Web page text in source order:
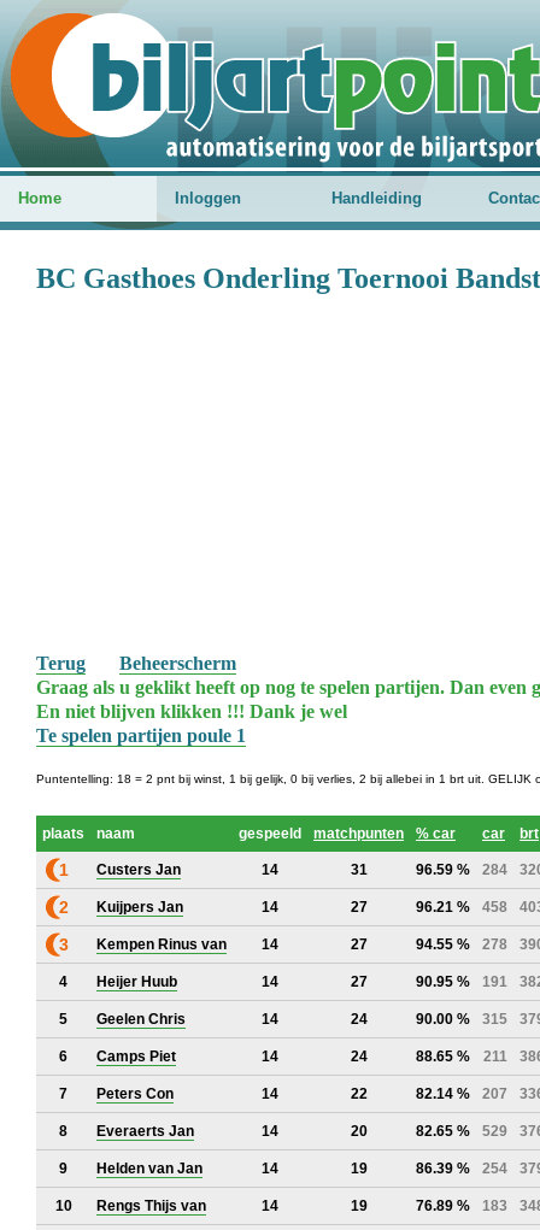
Home Inloggen Handleiding
BC Gasthoes Onderling Toernooi
Terug
Beheerscherm
Graag als u geklikt heeft op nog te spelen partijen. Dan even
En niet blijven klikken !!! Dank je wel
Te spelen partijen poule 1
Puntentelling: 18 = 2 pnt bij winst, 1 bij gelijk, 0 bij verlies, 2 bij allebei in 1 brt uit.
plaats naam gespeeld matchpunten % car car brt
1 Custers Jan 14 31 96.59 % 284
2 Kuijpers Jan 14 27 96.21 % 458
3 Kempen Rinus van 14 27 94.55 % 278
4 Heijer Huub 14 27 90.95 % 191
5 Geelen Chris 14 24 90.00 % 315
6 Camps Piet 14 24 88.65 % 211
7 Peters Con 14 22 82.14 % 207
8 Everaerts Jan 14 20 82.65 % 529
9 Helden van Jan 14 19 86.39 % 254
10 Rengs Thijs van 14 19 76.89 % 183